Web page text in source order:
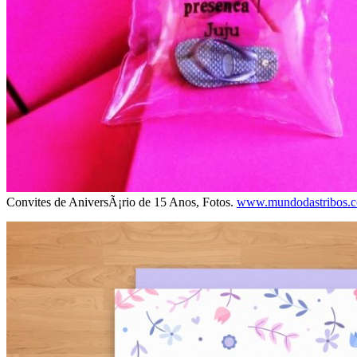
Convites de AniversÃ¡rio de 15 Anos, Fotos.